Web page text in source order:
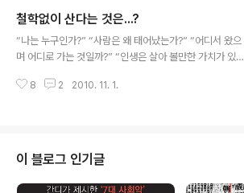
후원금을 낸 전교조 교사에게 해임, 정직 등 중징계 처분이
내려지고 있다. 교육의 중립성은 정말 가능하기나 할까? 우
리나라 교육법 제74조 3항에는 '교원은 특정 정당이나 정
육법 제73조 3항이다. 교육부는 이 조항을 적용 민주노동
철학없이 산다는 것은...?
“나는 누구인가?” “사람은 왜 태어났는가?” “어디서 왔으
며 어디로 가는 것일까?” “인생은 살아 볼만한 가치가 있는
나 신이란 것이 과연 존재 하는가?”... 살다가 힘들 때면 가
게 고달프고 힘들게 살까?” 이런 생각에 잠길 때도 있다. 살
아가면서 괴롭고 어처구니없는 일을 당하거나 계획한 일이
뜻대로 되지 않을 땐 ‘죽고 싶다’'는 생각도 하기도 한다. 청
8 2 2010. 11. 1.
이 블로그 인기글